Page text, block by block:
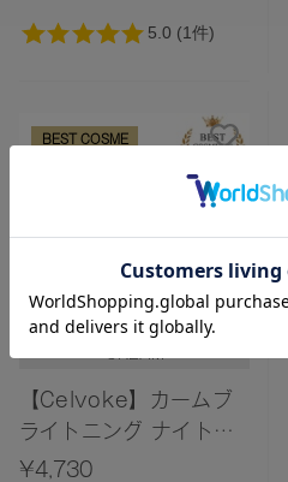
BEST COSME
【Celvoke】カームブ
ライトニング ナイトリ
ペアマスク
¥4,730